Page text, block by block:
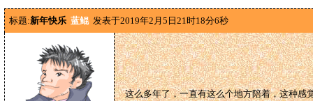
标题:新年快乐 蓝鲲 发表于2019年2月5日21时18分6秒
这么多年了，一直有这么个地方陪着，这种感